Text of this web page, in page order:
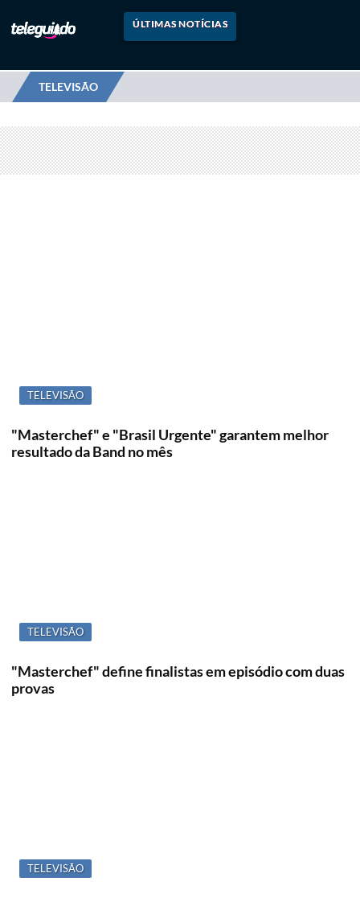
ÚLTIMAS NOTÍCIAS
TELEVISÃO
TELEVISÃO
"Masterchef" e "Brasil Urgente" garantem melhor
resultado da Band no mês
TELEVISÃO
"Masterchef" define finalistas em episódio com duas
provas
TELEVISÃO